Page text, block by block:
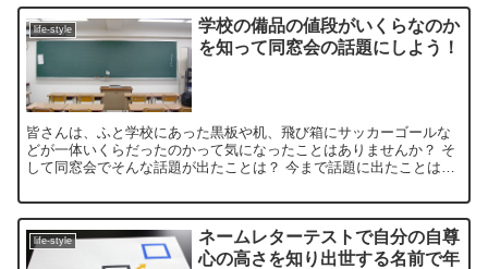
life-style
学校の備品の値段がいくらなのか
を知って同窓会の話題にしよう！
皆さんは、ふと学校にあった黒板や机、飛び箱にサッカーゴールな
どが一体いくらだったのかって気になったことはありませんか？ そ
して同窓会でそんな話題が出たことは？ 今まで話題に出たことはな
life-style
ネームレターテストで自分の自尊
心の高さを知り出世する名前で年